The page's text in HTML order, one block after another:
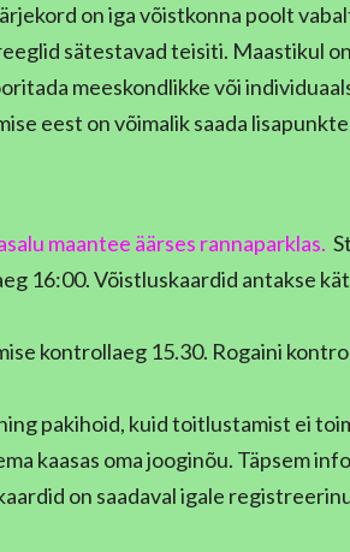
on iga võistkonna poolt
sätestavad teisiti. Maastikul
meeskondlikke või
eest on võimalik saada
maantee äärses rannaparklas.
16:00. Võistluskaardid antakse
kontrollaeg 15.30. Rogaini
pakihoid, kuid toitlustamist ei
kaasas oma jooginõu. Täpsem
on saadaval igale